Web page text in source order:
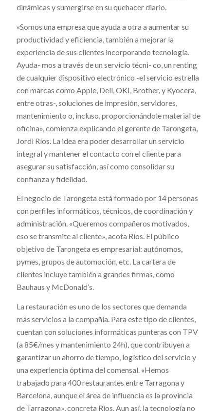
dinámicas y sumergirse en su quehacer diario.
«Somos una empresa que ayuda a otra a aumentar su
productividad y eficiencia, también a mejorar la
experiencia de sus clientes incorporando tecnología.
Ayuda- mos a través de un servicio técni- co, un renting
de cualquier dispositivo electrónico -el servicio estrella
con marcas como Apple, Dell, OKI, Brother, y Kyocera,
entre otras-, soluciones de impresión, servidores,
mantenimiento o, incluso, proporcionándole material de
oficina», comienza explicando el gerente de Tarongeta,
Jordi Ríos. La idea era poder desarrollar un servicio
integral y mantener el contacto con el cliente para
asegurar su satisfacción, así como consolidar su
confianza y fidelidad.
El negocio de Tarongeta está formado por 14 personas
con perfiles informáticos, técnicos, de coordinación y
administración. «Queremos compañeros motivados,
eso se transmite al cliente», acota Ríos. El público
objetivo de Tarongeta es empresarial: autónomos,
pymes, grupos de automoción, etc. La cartera de
clientes incluye también a grandes firmas, como
Bauhaus y McDonald’s.
La restauración es uno de los sectores que demanda
más servicios a la compañía. Para este tipo de clientes,
cuentan con soluciones informáticas punteras con TPV
(a 85€/mes y mantenimiento 24h), que contribuyen a
garantizar un ahorro de tiempo, logístico del servicio y
una experiencia óptima del comensal. «Hemos
trabajado para 400 restaurantes entre Tarragona y
Barcelona, aunque el área de influencia es la provincia
de Tarragona», concreta Ríos. Aun así, la tecnología no